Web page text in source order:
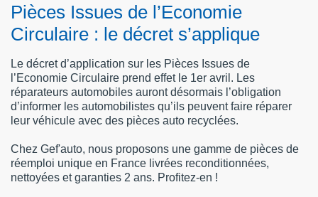
Pièces Issues de l’Economie
Circulaire : le décret s’applique
Le décret d’application sur les Pièces Issues de
l’Economie Circulaire prend effet le 1er avril. Les
réparateurs automobiles auront désormais l’obligation
d’informer les automobilistes qu’ils peuvent faire réparer
leur véhicule avec des pièces auto recyclées.
Chez Gef'auto, nous proposons une gamme de pièces de
réemploi unique en France livrées reconditionnées,
nettoyées et garanties 2 ans. Profitez-en !